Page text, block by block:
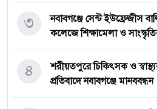
নবাবগঞ্জে সেন্ট ইউফ্রেজীস
কলেজে শিক্ষামেলা ও
৩
শরীয়তপুরে চিকিৎসক ও
প্রতিবাদে নবাবগঞ্জে মানববন্ধন
৪